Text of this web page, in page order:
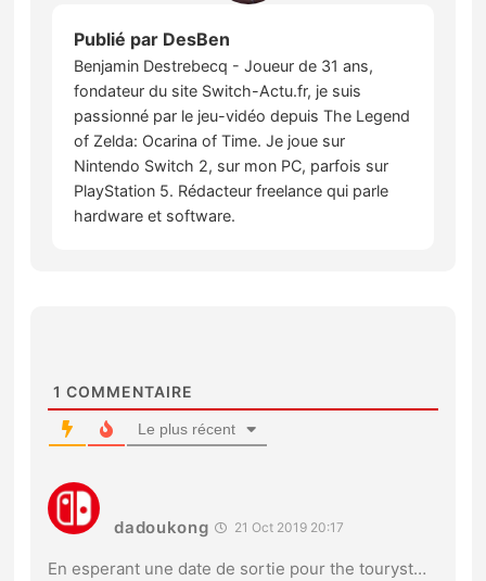
Publié par DesBen
Benjamin Destrebecq - Joueur de 31 ans,
fondateur du site Switch-Actu.fr, je suis
passionné par le jeu-vidéo depuis The Legend
of Zelda: Ocarina of Time. Je joue sur
Nintendo Switch 2, sur mon PC, parfois sur
PlayStation 5. Rédacteur freelance qui parle
hardware et software.
1 COMMENTAIRE
Le plus récent
dadoukong 21 Oct 2019 20:17
En esperant une date de sortie pour the touryst…